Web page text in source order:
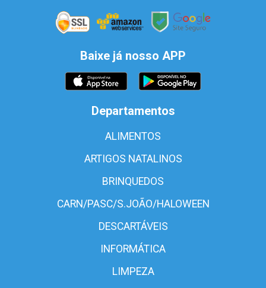
Baixe já nosso APP
Departamentos
ALIMENTOS
ARTIGOS NATALINOS
BRINQUEDOS
CARN/PASC/S.JOÃO/HALOWEEN
DESCARTÁVEIS
INFORMÁTICA
LIMPEZA